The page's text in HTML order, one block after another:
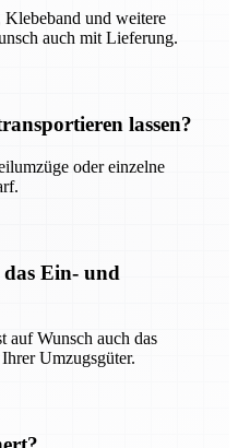
und weitere
auch mit Lieferung.
lassen?
oder einzelne
Ein- und
auf Wunsch auch das
Umzugsgüter.